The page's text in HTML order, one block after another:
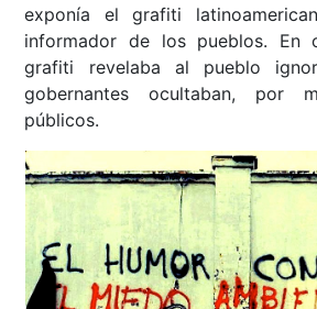
exponía el grafiti
informador de los pueblos. En
grafiti revelaba al pueblo
gobernantes ocultaban, por
públicos.